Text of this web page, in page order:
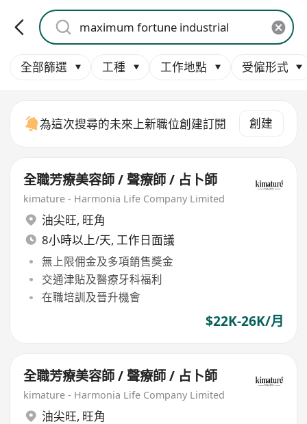
全部篩選 工種 工作地點 受僱形式
為這次搜尋的未來上新職位創建訂閱 創建
全職芳療美容師 / 聲療師 / 占卜師
kimature - Harmonia Life Company Limited
油尖旺, 旺角
8小時以上/天, 工作日面議
無上限佣金及多項銷售獎金
交通津貼及醫療牙科福利
在職培訓及晉升機會
$22K-26K/月
全職芳療美容師 / 聲療師 / 占卜師
kimature - Harmonia Life Company Limited
油尖旺, 旺角